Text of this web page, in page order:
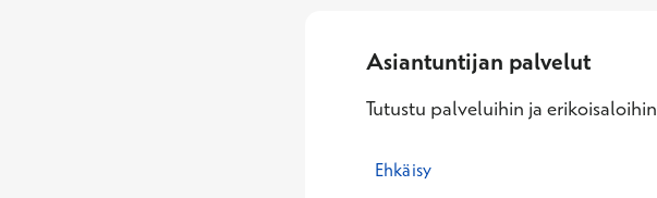
Asiantuntijan palvelut
Tutustu palveluihin ja erikoisaloihin
Ehkäisy